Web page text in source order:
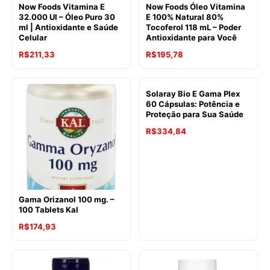
Now Foods Vitamina E
32.000 UI – Óleo Puro 30
ml | Antioxidante e Saúde
Celular
R$211,33
Now Foods Óleo Vitamina
E 100% Natural 80%
Tocoferol 118 mL – Poder
Antioxidante para Você
R$195,78
Gama Orizanol 100 mg. –
100 Tablets Kal
R$174,93
Solaray Bio E Gama Plex
60 Cápsulas: Potência e
Proteção para Sua Saúde
R$334,84